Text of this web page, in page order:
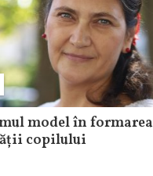
model în formarea
copilului